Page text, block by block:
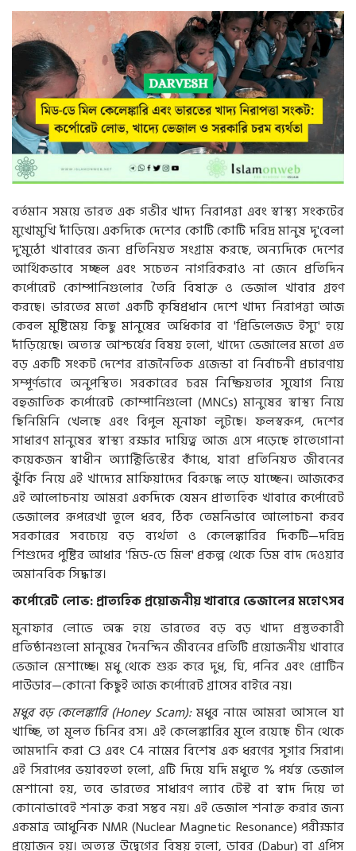
বর্তমান সময়ে ভারত এক গভীর খাদ্য নিরাপত্তা এবং স্বাস্থ্য সংকটের
মুখোমুখি দাঁড়িয়ে। একদিকে দেশের কোটি কোটি দরিদ্র মানুষ দু'বেলা
দু'মুঠো খাবারের জন্য প্রতিনিয়ত সংগ্রাম করছে, অন্যদিকে দেশের
আর্থিকভাবে সচ্ছল এবং সচেতন নাগরিকরাও না জেনে প্রতিদিন
কর্পোরেট কোম্পানিগুলোর তৈরি বিষাক্ত ও ভেজাল খাবার গ্রহণ
করছে। ভারতের মতো একটি কৃষিপ্রধান দেশে খাদ্য নিরাপত্তা আজ
কেবল মুষ্টিমেয় কিছু মানুষের অধিকার বা 'প্রিভিলেজড ইস্যু' হয়ে
দাঁড়িয়েছে। অত্যন্ত আশ্চর্যের বিষয় হলো, খাদ্যে ভেজালের মতো এত
বড় একটি সংকট দেশের রাজনৈতিক এজেন্ডা বা নির্বাচনী প্রচারণায়
সম্পূর্ণভাবে অনুপস্থিত। সরকারের চরম নিষ্ক্রিয়তার সুযোগ নিয়ে
বহুজাতিক কর্পোরেট কোম্পানিগুলো (MNCs) মানুষের স্বাস্থ্য নিয়ে
ছিনিমিনি খেলছে এবং বিপুল মুনাফা লুটছে। ফলস্বরূপ, দেশের
সাধারণ মানুষের স্বাস্থ্য রক্ষার দায়িত্ব আজ এসে পড়েছে হাতেগোনা
কয়েকজন স্বাধীন অ্যাক্টিভিস্টের কাঁধে, যারা প্রতিনিয়ত জীবনের
ঝুঁকি নিয়ে এই খাদ্যের মাফিয়াদের বিরুদ্ধে লড়ে যাচ্ছেন। আজকের
এই আলোচনায় আমরা একদিকে যেমন প্রাত্যহিক খাবারে কর্পোরেট
ভেজালের রূপরেখা তুলে ধরব, ঠিক তেমনিভাবে আলোচনা করব
সরকারের সবচেয়ে বড় ব্যর্থতা ও কেলেঙ্কারির দিকটি—দরিদ্র
শিশুদের পুষ্টির আধার 'মিড-ডে মিল' প্রকল্প থেকে ডিম বাদ দেওয়ার
অমানবিক সিদ্ধান্ত।
কর্পোরেট লোভ: প্রাত্যহিক প্রয়োজনীয় খাবারে ভেজালের মহোৎসব
মুনাফার লোভে অন্ধ হয়ে ভারতের বড় বড় খাদ্য প্রস্তুতকারী
প্রতিষ্ঠানগুলো মানুষের দৈনন্দিন জীবনের প্রতিটি প্রয়োজনীয় খাবারে
ভেজাল মেশাচ্ছে। মধু থেকে শুরু করে দুধ, ঘি, পনির এবং প্রোটিন
পাউডার—কোনো কিছুই আজ কর্পোরেট গ্রাসের বাইরে নয়।
মধুর বড় কেলেঙ্কারি (Honey Scam):মধুর নামে আমরা আসলে যা
খাচ্ছি, তা মূলত চিনির রস। এই কেলেঙ্কারির মূলে রয়েছে চীন থেকে
আমদানি করা C3 এবং C4 নামের বিশেষ এক ধরণের সুগার সিরাপ।
এই সিরাপের ভয়াবহতা হলো, এটি দিয়ে যদি মধুতে % পর্যন্ত ভেজাল
মেশানো হয়, তবে ভারতের সাধারণ ল্যাব টেস্ট বা স্বাদ দিয়ে তা
কোনোভাবেই শনাক্ত করা সম্ভব নয়। এই ভেজাল শনাক্ত করার জন্য
একমাত্র আধুনিক NMR (Nuclear Magnetic Resonance) পরীক্ষার
প্রয়োজন হয়। অত্যন্ত উদ্বেগের বিষয় হলো, ডাবর (Dabur) বা এপিস